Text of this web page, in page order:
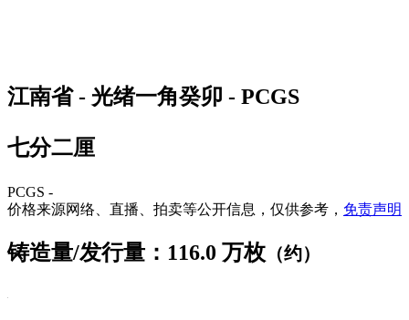
江南省 - 光绪一角癸卯 - PCGS
七分二厘
PCGS -
价格来源网络、直播、拍卖等公开信息，仅供参考， 免责声明
铸造量/发行量：116.0 万枚 （约）